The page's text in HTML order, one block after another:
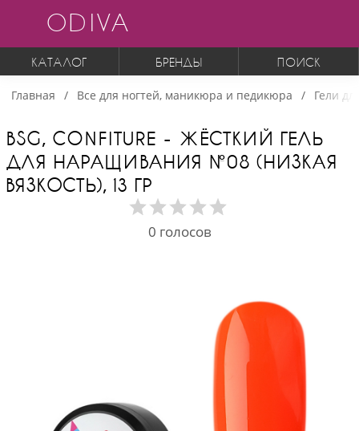
ODIVA
КАТАЛОГ БРЕНДЫ ПОИСК
Главная Все для ногтей, маникюра и педикюра Гели
BSG, CONFITURE - ЖЁСТКИЙ ГЕЛЬ
ДЛЯ НАРАЩИВАНИЯ №08 (НИЗКАЯ
ВЯЗКОСТЬ), 13 ГР
0 голосов